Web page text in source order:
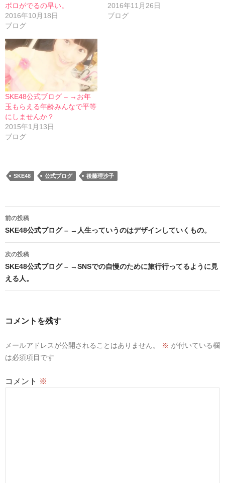
ボロがでるの早い。
2016年10月18日
ブログ
2016年11月26日
ブログ
SKE48公式ブログ – →お年
玉もらえる年齢みんなで平等
にしませんか？
2015年1月13日
ブログ
SKE48 公式ブログ 後藤理沙子
投
稿
ナ
ビ
ゲ
シ
ン
前の投稿
SKE48公式ブログ – →人生っていうのはデザインしていくもの。
次の投稿
SKE48公式ブログ – →SNSでの自慢のために旅行行ってるように見
える人。
コメントを残す
メールアドレスが公開されることはありません。 ※ が付いている欄
は必須項目です
コメント ※